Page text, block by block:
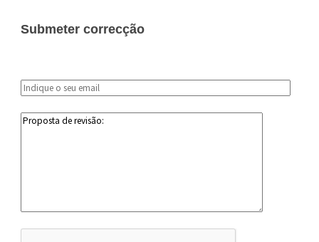
Submeter correcção